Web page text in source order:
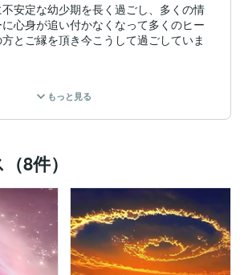
安定な幼少期を長く過ごし、多くの情
心身が追い付かなくなって多くのヒー
とご縁を頂き今こうして過ごしていま
こなってきていますが、地球上がどんど
きており、来年の１２月に向かってい
、チャネリング、アカシックレコード
複数ヒーリング、複数エネルギーワー
術、波動上昇術、運気上昇術、スピリ
セリング、アチューンメント。
に合わせて、どのような内容も可能。
もっと見る
8件）